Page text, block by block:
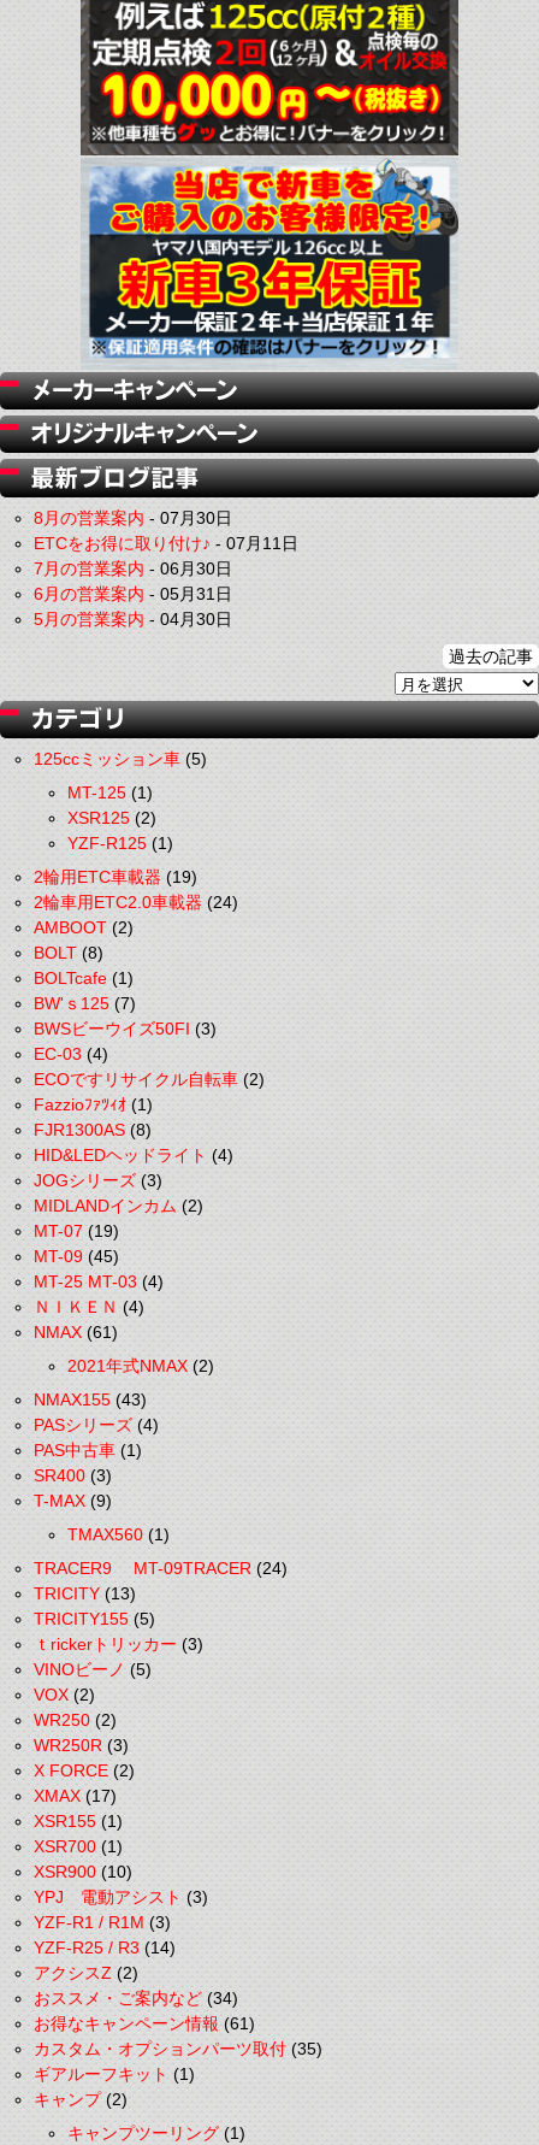
8月の営業案内-07月30日
ETCをお得に取り付け♪-07月11日
7月の営業案内-06月30日
6月の営業案内-05月31日
5月の営業案内-04月30日
過去の記事
125ccミッション車(5)
MT-125(1)
XSR125(2)
YZF-R125(1)
2輪用ETC車載器(19)
2輪車用ETC2.0車載器(24)
AMBOOT(2)
BOLT(8)
BOLTcafe(1)
BW'ｓ125(7)
BWSビーウイズ50FI(3)
EC-03(4)
ECOですリサイクル自転車(2)
Fazzioﾌｧﾂｨｵ(1)
FJR1300AS(8)
HID&LEDヘッドライト(4)
JOGシリーズ(3)
MIDLANDインカム(2)
MT-07(19)
MT-09(45)
MT-25 MT-03(4)
ＮＩＫＥＮ(4)
NMAX(61)
2021年式NMAX(2)
NMAX155(43)
PASシリーズ(4)
PAS中古車(1)
SR400(3)
T-MAX(9)
TMAX560(1)
TRACER9 MT-09TRACER(24)
TRICITY(13)
TRICITY155(5)
ｔrickerトリッカー(3)
VINOビーノ(5)
VOX(2)
WR250(2)
WR250R(3)
X FORCE(2)
XMAX(17)
XSR155(1)
XSR700(1)
XSR900(10)
YPJ 電動アシスト(3)
YZF-R1 / R1M(3)
YZF-R25 / R3(14)
アクシスZ(2)
おススメ・ご案内など(34)
お得なキャンペーン情報(61)
カスタム・オプションパーツ取付(35)
ギアルーフキット(1)
キャンプ(2)
キャンプツーリング(1)